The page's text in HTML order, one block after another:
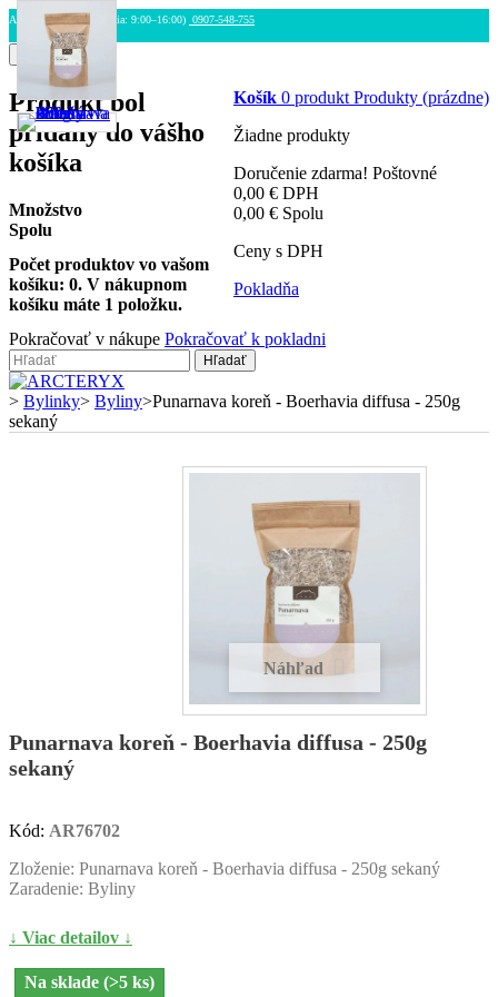
ARCTERYX.SK (Po–Pia: 9:00–16:00) 0907-548-755
Menu
Košík 0 produkt Produkty (prázdne)
Žiadne produkty
Doručenie zdarma! Poštovné
0,00 € DPH
0,00 € Spolu
Ceny s DPH
Pokladňa
Produkt bol
pridaný do vášho
košíka
Množstvo
Spolu
Počet produktov vo vašom
košíku: 0. V nákupnom
košíku máte 1 položku.
Pokračovať v nákupe Pokračovať k pokladni
Hľadať
> Bylinky> Byliny>Punarnava koreň - Boerhavia diffusa - 250g
sekaný
Náhľad
Punarnava koreň - Boerhavia diffusa - 250g
sekaný
Kód: AR76702
Zloženie: Punarnava koreň - Boerhavia diffusa - 250g sekaný
Zaradenie: Byliny
↓ Viac detailov ↓
Na sklade (>5 ks)